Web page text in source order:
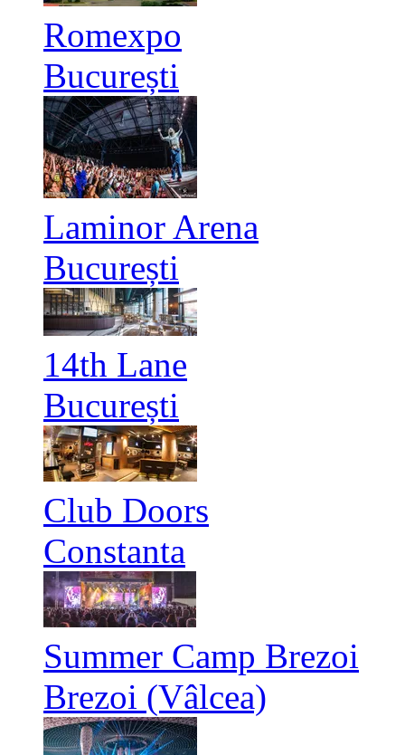
Romexpo
București
Laminor Arena
București
14th Lane
București
Club Doors
Constanta
Summer Camp Brezoi
Brezoi (Vâlcea)